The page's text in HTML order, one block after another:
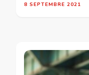
8 SEPTEMBRE 2021